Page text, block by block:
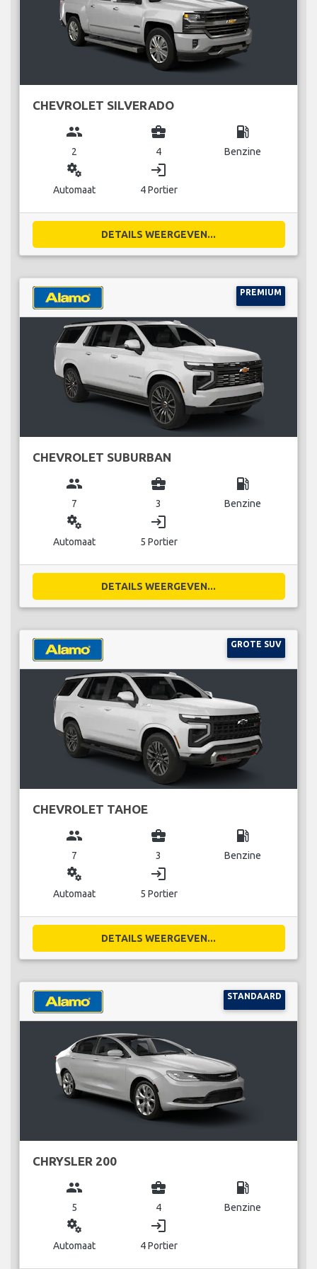
CHEVROLET SILVERADO
group
2
business_center
4
local_gas_station
Benzine
miscellaneous_services
Automaat
login
4 Portier
DETAILS WEERGEVEN...
PREMIUM
CHEVROLET SUBURBAN
group
7
business_center
3
local_gas_station
Benzine
miscellaneous_services
Automaat
login
5 Portier
DETAILS WEERGEVEN...
GROTE SUV
CHEVROLET TAHOE
group
7
business_center
3
local_gas_station
Benzine
miscellaneous_services
Automaat
login
5 Portier
DETAILS WEERGEVEN...
STANDAARD
CHRYSLER 200
group
5
business_center
4
local_gas_station
Benzine
miscellaneous_services
Automaat
login
4 Portier